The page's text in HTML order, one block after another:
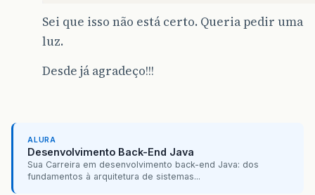
Sei que isso não está certo. Queria pedir uma
luz.
Desde já agradeço!!!
ALURA
Desenvolvimento Back-End Java
Sua Carreira em desenvolvimento back-end Java: dos
fundamentos à arquitetura de sistemas...